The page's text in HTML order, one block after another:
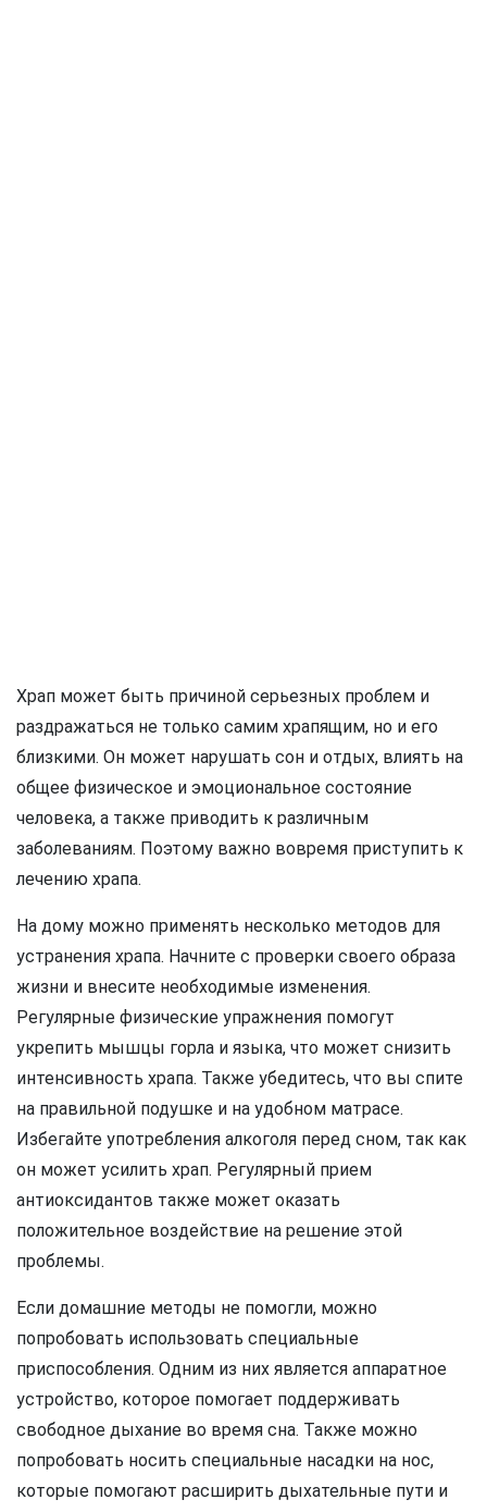
Храп может быть причиной серьезных проблем и
раздражаться не только самим храпящим, но и его
близкими. Он может нарушать сон и отдых, влиять на
общее физическое и эмоциональное состояние
человека, а также приводить к различным
заболеваниям. Поэтому важно вовремя приступить к
лечению храпа.
На дому можно применять несколько методов для
устранения храпа. Начните с проверки своего образа
жизни и внесите необходимые изменения.
Регулярные физические упражнения помогут
укрепить мышцы горла и языка, что может снизить
интенсивность храпа. Также убедитесь, что вы спите
на правильной подушке и на удобном матрасе.
Избегайте употребления алкоголя перед сном, так как
он может усилить храп. Регулярный прием
антиоксидантов также может оказать
положительное воздействие на решение этой
проблемы.
Если домашние методы не помогли, можно
попробовать использовать специальные
приспособления. Одним из них является аппаратное
устройство, которое помогает поддерживать
свободное дыхание во время сна. Также можно
попробовать носить специальные насадки на нос,
которые помогают расширить дыхательные пути и